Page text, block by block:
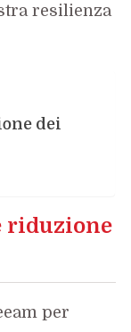
resilienza
dei
riduzione
per